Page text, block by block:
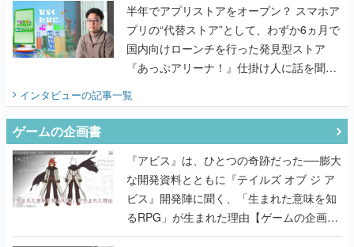
半年でアプリストアをオープン？ スマホア
プリの“代替ストア”として、わずか6ヵ月で
国内向けローンチを行った発見型ストア
『あっぷアリーナ！』仕掛け人に話を聞い
てみた
インタビューの記事一覧
ゲームの企画書
『アビス』は、ひとつの奇跡だった──膨大
な開発資料とともに『テイルズ オブ ジ ア
ビス』開発陣に聞く、「生まれた意味を知
るRPG」が生まれた理由【ゲームの企画
書】